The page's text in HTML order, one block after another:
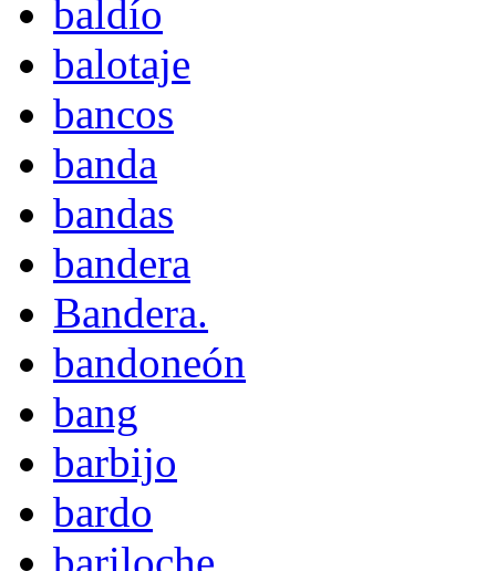
baldío
balotaje
bancos
banda
bandas
bandera
Bandera.
bandoneón
bang
barbijo
bardo